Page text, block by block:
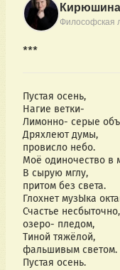
Философская
***
Пустая осень,
Нагие ветки-
Лимонно- серые
Дряхлеют думы,
провисло небо.
Моё одиночество в
В сырую мглу,
притом без света.
Глохнет музЫка
Счастье несбыточно,
озеро- пледом,
Тиной тяжёлой,
фальшивым светом.
Пустая осень.